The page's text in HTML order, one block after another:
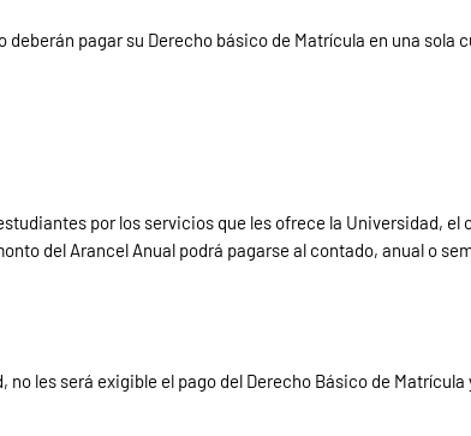
pagar su Derecho básico de Matrícula en una
por los servicios que les ofrece la Universidad,
del Arancel Anual podrá pagarse al contado, anual o
les será exigible el pago del Derecho Básico de Matrícula